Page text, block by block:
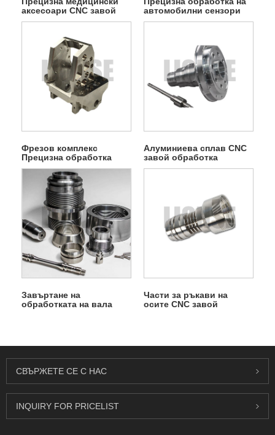
аксесоари CNC завой
обработка
автомобилни сензори
CNC
Фрезов комплекс
Прецизна обработка
Алуминиева сплав CNC
завой обработка
Завъртане на
обработката на вала
Части за ръкави на
осите CNC завой
СВЪРЖЕТЕ СЕ С НАС
INQUIRY FOR PRICELIST